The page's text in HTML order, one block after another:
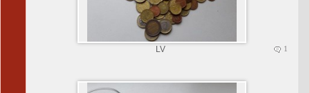
1
LV